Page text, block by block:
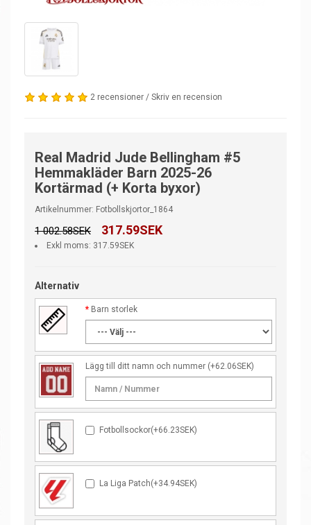
2 recensioner / Skriv en recension
Real Madrid Jude Bellingham #5
Hemmakläder Barn 2025-26
Kortärmad (+ Korta byxor)
Artikelnummer: Fotbollskjortor_1864
1 002.58SEK 317.59SEK
Exkl moms: 317.59SEK
Alternativ
Barn storlek
Lägg till ditt namn och nummer (+62.06SEK)
Fotbollsockor(+66.23SEK)
La Liga Patch(+34.94SEK)